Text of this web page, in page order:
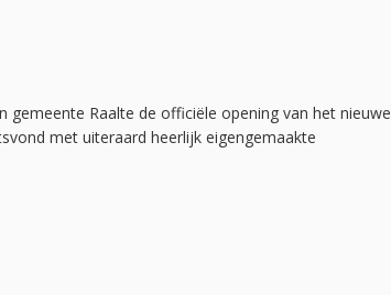
gemeente Raalte de officiële opening van het nieuwe
met uiteraard heerlijk eigengemaakte